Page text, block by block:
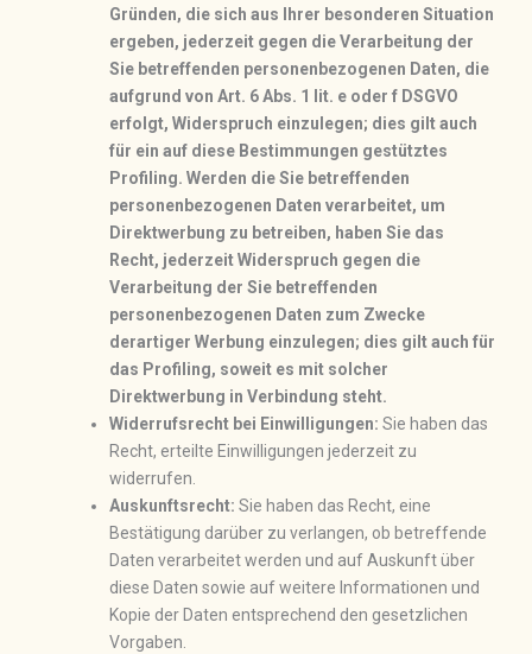
Gründen, die sich aus Ihrer besonderen Situation
ergeben, jederzeit gegen die Verarbeitung der
Sie betreffenden personenbezogenen Daten, die
aufgrund von Art. 6 Abs. 1 lit. e oder f DSGVO
erfolgt, Widerspruch einzulegen; dies gilt auch
für ein auf diese Bestimmungen gestütztes
Profiling. Werden die Sie betreffenden
personenbezogenen Daten verarbeitet, um
Direktwerbung zu betreiben, haben Sie das
Recht, jederzeit Widerspruch gegen die
Verarbeitung der Sie betreffenden
personenbezogenen Daten zum Zwecke
derartiger Werbung einzulegen; dies gilt auch für
das Profiling, soweit es mit solcher
Direktwerbung in Verbindung steht.
Widerrufsrecht bei Einwilligungen: Sie haben das
Recht, erteilte Einwilligungen jederzeit zu
widerrufen.
Auskunftsrecht: Sie haben das Recht, eine
Bestätigung darüber zu verlangen, ob betreffende
Daten verarbeitet werden und auf Auskunft über
diese Daten sowie auf weitere Informationen und
Kopie der Daten entsprechend den gesetzlichen
Vorgaben.